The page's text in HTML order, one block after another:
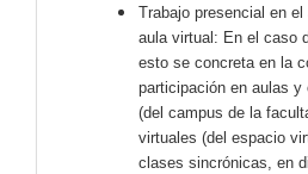
Trabajo presencial en
aula virtual: En el caso
esto se concreta en la
participación en aulas
(del campus de la
virtuales (del espacio
clases sincrónicas, en